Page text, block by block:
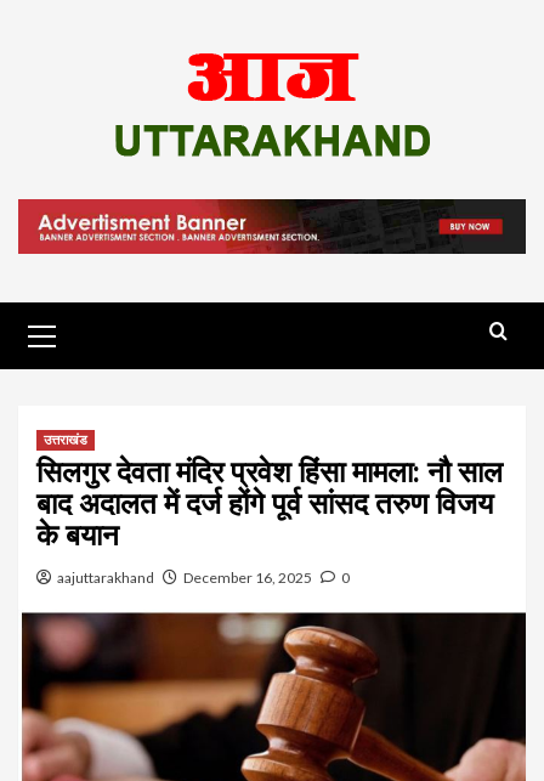
Menu
उत्तराखंड
सिलगुर देवता मंदिर प्रवेश हिंसा मामला: नौ साल
बाद अदालत में दर्ज होंगे पूर्व सांसद तरुण विजय
के बयान
aajuttarakhand December 16, 2025 0